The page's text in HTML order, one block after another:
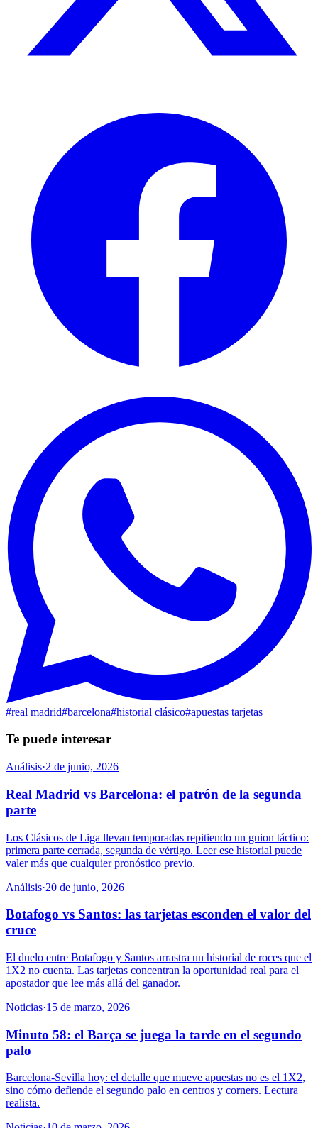
#real madrid#barcelona#historial clásico#apuestas tarjetas
Te puede interesar
Análisis·2 de junio, 2026
Real Madrid vs Barcelona: el patrón de la segunda
parte
Los Clásicos de Liga llevan temporadas repitiendo un guion táctico:
primera parte cerrada, segunda de vértigo. Leer ese historial puede
valer más que cualquier pronóstico previo.
Análisis·20 de junio, 2026
Botafogo vs Santos: las tarjetas esconden el valor del
cruce
El duelo entre Botafogo y Santos arrastra un historial de roces que el
1X2 no cuenta. Las tarjetas concentran la oportunidad real para el
apostador que lee más allá del ganador.
Noticias·15 de marzo, 2026
Minuto 58: el Barça se juega la tarde en el segundo
palo
Barcelona-Sevilla hoy: el detalle que mueve apuestas no es el 1X2,
sino cómo defiende el segundo palo en centros y corners. Lectura
realista.